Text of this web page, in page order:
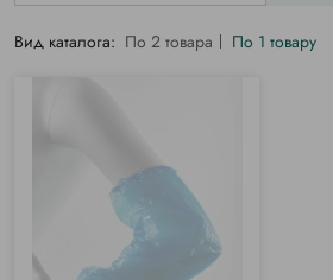
Вид каталога: По 2 товара По 1 товару